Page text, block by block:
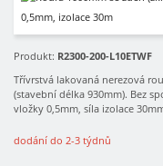
Produkt: R2300-200-L10ETWF
Třívrstvá lakovaná nerezová
(stavební délka 930mm). Bez
vložky 0,5mm, síla izolace
dodání do 2-3 týdnů